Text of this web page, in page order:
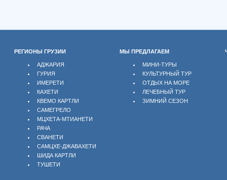
РЕГИОНЫ ГРУЗИИ МЫ ПРЕДЛАГАЕМ
АДЖАРИЯ
ГУРИЯ
ИМЕРЕТИ
КАХЕТИ
КВЕМО КАРТЛИ
САМЕГРЕЛО
МЦХЕТА-МТИАНЕТИ
РАЧА
СВАНЕТИ
САМЦХЕ-ДЖАВАХЕТИ
ШИДА КАРТЛИ
ТУШЕТИ
МИНИ-ТУРЫ
КУЛЬТУРНЫЙ ТУР
ОТДЫХ НА МОРЕ
ЛЕЧЕБНЫЙ ТУР
ЗИМНИЙ СЕЗОН